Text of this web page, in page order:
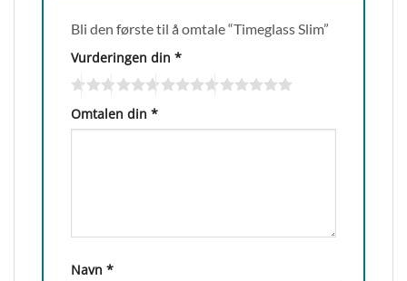
Bli den første til å omtale “Timeglass Slim”
Vurderingen din *
Omtalen din *
Navn *